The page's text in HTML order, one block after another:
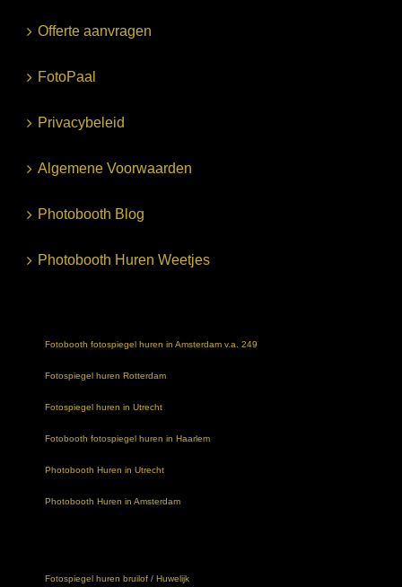
Offerte aanvragen
FotoPaal
Privacybeleid
Algemene Voorwaarden
Photobooth Blog
Photobooth Huren Weetjes
Fotobooth fotospiegel huren in Amsterdam v.a. 249
Fotospiegel huren Rotterdam
Fotospiegel huren in Utrecht
Fotobooth fotospiegel huren in Haarlem
Photobooth Huren in Utrecht
Photobooth Huren in Amsterdam
Fotospiegel huren bruilof / Huwelijk